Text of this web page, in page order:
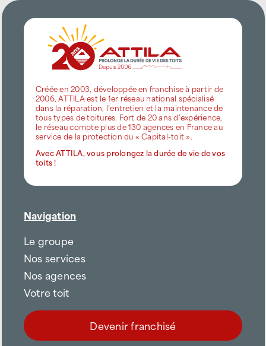
Créée en 2003, développée en franchise à partir de
2006, ATTILA est le 1er réseau national spécialisé
dans la réparation, l’entretien et la maintenance de
tous types de toitures. Fort de 20 ans d’expérience,
le réseau compte plus de 130 agences en France au
service de la protection du « Capital-toit ».
Avec ATTILA, vous prolongez la durée de vie de vos
toits !
Navigation
Le groupe
Nos services
Nos agences
Votre toit
Devenir franchisé